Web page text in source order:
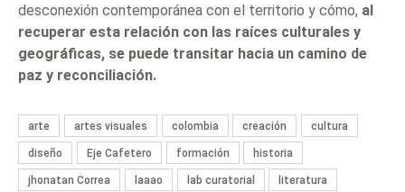
desconexión contemporánea con el territorio y cómo, al
recuperar esta relación con las raíces culturales y
geográficas, se puede transitar hacia un camino de
paz y reconciliación.
arte artes visuales colombia creación cultura
diseño Eje Cafetero formación historia
jhonatan Correa laaao lab curatorial literatura